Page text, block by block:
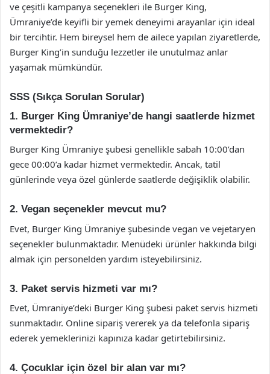
ve çeşitli kampanya seçenekleri ile Burger King,
Ümraniye’de keyifli bir yemek deneyimi arayanlar için ideal
bir tercihtir. Hem bireysel hem de ailece yapılan ziyaretlerde,
Burger King’in sunduğu lezzetler ile unutulmaz anlar
yaşamak mümkündür.
SSS (Sıkça Sorulan Sorular)
1. Burger King Ümraniye’de hangi saatlerde hizmet
vermektedir?
Burger King Ümraniye şubesi genellikle sabah 10:00’dan
gece 00:00’a kadar hizmet vermektedir. Ancak, tatil
günlerinde veya özel günlerde saatlerde değişiklik olabilir.
2. Vegan seçenekler mevcut mu?
Evet, Burger King Ümraniye şubesinde vegan ve vejetaryen
seçenekler bulunmaktadır. Menüdeki ürünler hakkında bilgi
almak için personelden yardım isteyebilirsiniz.
3. Paket servis hizmeti var mı?
Evet, Ümraniye’deki Burger King şubesi paket servis hizmeti
sunmaktadır. Online sipariş vererek ya da telefonla sipariş
ederek yemeklerinizi kapınıza kadar getirtebilirsiniz.
4. Çocuklar için özel bir alan var mı?